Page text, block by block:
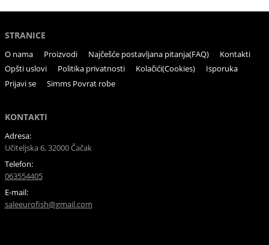
STRANICE
O nama Proizvodi Najčešće postavljana pitanja(FAQ)
Kontakti
Opšti uslovi
Politika privatnosti Kolačići(Cookies)
Isporuka
Prijavi se
Simms Povrat robe
KONTAKTI
Adresa:
Učiteljska 6, 32000 Čačak
Telefon:
063554405
E-mail:
saleeurofish@gmail.com